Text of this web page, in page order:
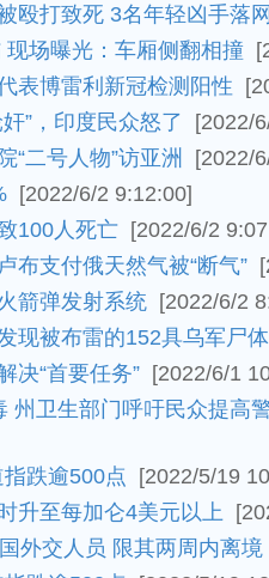
殴打致死 3名年轻凶手落
场曝光：车厢侧翻相撞
表博雷利新冠检测阳性
”，印度民众怒了
[2022/
“二号人物”访亚洲
[2022/
[2022/6/2 9:12:00]
100人死亡 [2022/6/2
布支付俄天然气被“断气”
箭弹发射系统 [2022/6/2
现被布雷的152具乌军尸体
决“首要任务” [2022/6/1
州卫生部门呼吁民众提高
跌逾500点
[2022/5/19
升至每加仑4美元以上
外交人员 限其两周内离境